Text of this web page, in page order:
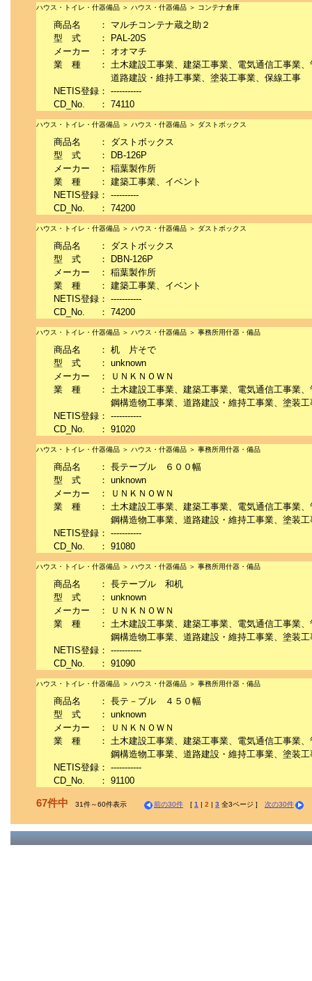
ハウス・トイレ・什器備品 ＞ ハウス・什器備品 ＞ コンテナ倉庫
商品名 ： マルチコンテナ蔵之助２
型 式
：
PAL-20S
メーカー
： オオマチ
業 種
： 土木建設工事業、建築工事業、電気通信工事業
道路建設・維持工事業、塗装工事業、保線工事
NETIS登録 ： -----------
CD_No.
： 74110
ハウス・トイレ・什器備品 ＞ ハウス・什器備品 ＞ ダストボックス
商品名 ： ダストボックス
型 式
：
DB-126P
メーカー
： 稲葉製作所
業 種
： 建築工事業、イベント
NETIS登録 ： ----------
CD_No.
： 74200
ハウス・トイレ・什器備品 ＞ ハウス・什器備品 ＞ ダストボックス
商品名 ： ダストボックス
型 式
：
DBN-126P
メーカー
： 稲葉製作所
業 種
： 建築工事業、イベント
NETIS登録 ： -----------
CD_No.
： 74200
ハウス・トイレ・什器備品 ＞ ハウス・什器備品 ＞ 事務所用什器・備品
商品名 ： 机 片そで
型 式
： unknown
メーカー
：
ＵＮＫＮＯＷＮ
業 種
： 土木建設工事業、建築工事業、電気通信工事業
鋼構造物工事業、道路建設・維持工事業、塗装工
NETIS登録 ： -----------
CD_No.
： 91020
ハウス・トイレ・什器備品 ＞ ハウス・什器備品 ＞ 事務所用什器・備品
商品名 ： 長テーブル ６００幅
型 式
： unknown
メーカー
：
ＵＮＫＮＯＷＮ
業 種
： 土木建設工事業、建築工事業、電気通信工事業
鋼構造物工事業、道路建設・維持工事業、塗装工
NETIS登録 ： -----------
CD_No.
： 91080
ハウス・トイレ・什器備品 ＞ ハウス・什器備品 ＞ 事務所用什器・備品
商品名 ： 長テーブル 和机
型 式
： unknown
メーカー
：
ＵＮＫＮＯＷＮ
業 種
： 土木建設工事業、建築工事業、電気通信工事業
鋼構造物工事業、道路建設・維持工事業、塗装工
NETIS登録 ： -----------
CD_No.
： 91090
ハウス・トイレ・什器備品 ＞ ハウス・什器備品 ＞ 事務所用什器・備品
商品名 ： 長テ－ブル ４５０幅
型 式
： unknown
メーカー
：
ＵＮＫＮＯＷＮ
業 種
： 土木建設工事業、建築工事業、電気通信工事業
鋼構造物工事業、道路建設・維持工事業、塗装工
NETIS登録 ： -----------
CD_No.
： 91100
67件中 31件～60件表示 前の30件 [ 1 | 2 | 3 全3ページ ] 次の30件